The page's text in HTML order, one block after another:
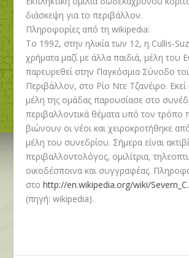
διάσκεψη για το περιβάλλον.
Πληροφορίες από τη wikipedia:
Το 1992, στην ηλικία των 12, η Cullis-
χρήματα μαζί με άλλα παιδιά, μέλη του
παρευρεθεί στην Παγκόσμια Σύνοδο
Περιβάλλον, στο Ρίο Ντε Τζανέιρο. Εκεί
μέλη της ομάδας παρουσίασε στο
περιβαλλοντικά θέματα υπό τον τρόπο
βιώνουν οι νέοι και χειροκροτήθηκε
μέλη του συνεδρίου. Σήμερα είναι
περιβαλλοντολόγος, ομιλίτρια,
οικοδέσποινα και συγγραφέας.
στοhttp://en.wikipedia.org/wiki/
(πηγή: wikipedia).